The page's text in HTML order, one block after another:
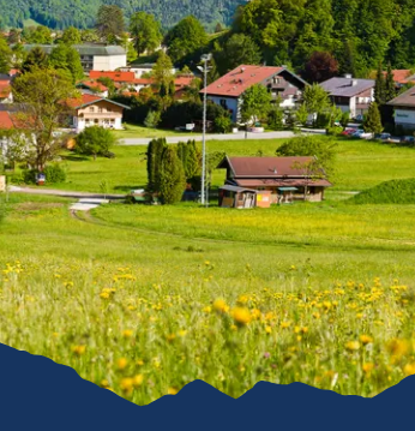
Karriere
Stiftung für unser Dorf
Gemeindeanzeiger
Vereine
Ver- & Entsorgung
Öffentliche WCs
Hunde